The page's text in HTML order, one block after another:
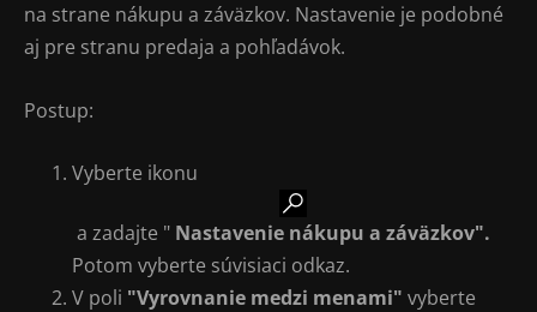
na strane nákupu a záväzkov. Nastavenie je podobné
aj pre stranu predaja a pohľadávok.
Postup:
Vyberte ikonu
a zadajte " Nastavenie nákupu a záväzkov".
Potom vyberte súvisiaci odkaz.
V poli "Vyrovnanie medzi menami" vyberte